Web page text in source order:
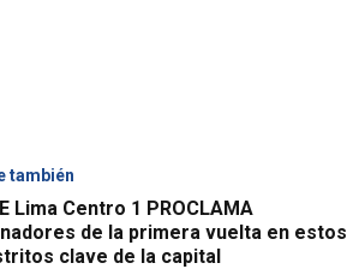
también
Lima Centro 1 PROCLAMA
de la primera vuelta en estos
clave de la capital